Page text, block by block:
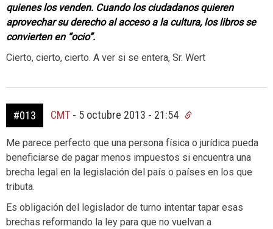
quienes los venden. Cuando los ciudadanos quieren
aprovechar su derecho al acceso a la cultura, los libros se
convierten en “ocio”.
Cierto, cierto, cierto. A ver si se entera, Sr. Wert
#013 CMT - 5 octubre 2013 - 21:54
Me parece perfecto que una persona física o jurídica pueda
beneficiarse de pagar menos impuestos si encuentra una
brecha legal en la legislación del país o países en los que
tributa.
Es obligación del legislador de turno intentar tapar esas
brechas reformando la ley para que no vuelvan a